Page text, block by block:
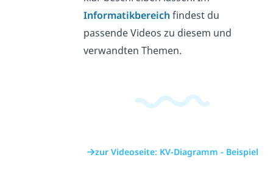
Informatikbereich findest du
passende Videos zu diesem und
verwandten Themen.
zur Videoseite: KV-Diagramm - Beispiel